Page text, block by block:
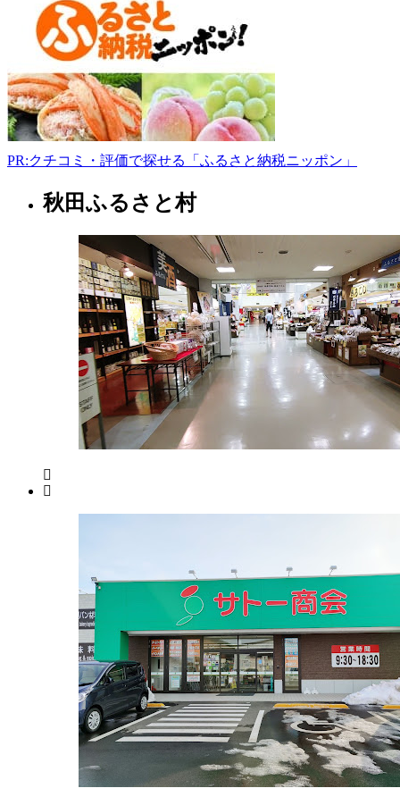
0185-
47-
7515
michinoekioga.co.jp
9:00-
17:00
PR:クチコミ・評価で探せる「ふるさと納税ニッポン」
秋
秋田ふるさと村